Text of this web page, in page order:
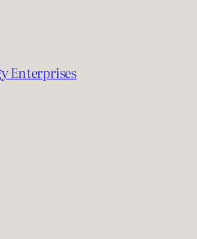
Enterprises